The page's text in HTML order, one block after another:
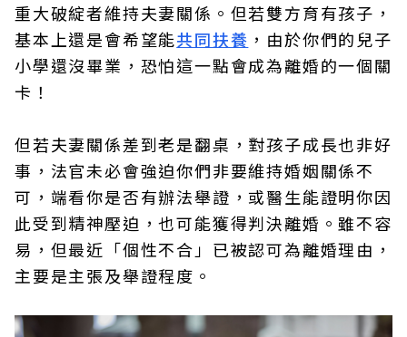
重大破綻者維持夫妻關係。但若雙方育有孩子，
基本上還是會希望能共同扶養 ，由於你們的兒子
小學還沒畢業，恐怕這一點會成為離婚的一個關
卡！
但若夫妻關係差到老是翻桌，對孩子成長也非好
事，法官未必會強迫你們非要維持婚姻關係不
可，端看你是否有辦法舉證，或醫生能證明你因
此受到精神壓迫，也可能獲得判決離婚。雖不容
易，但最近「個性不合」已被認可為離婚理由，
主要是主張及舉證程度。